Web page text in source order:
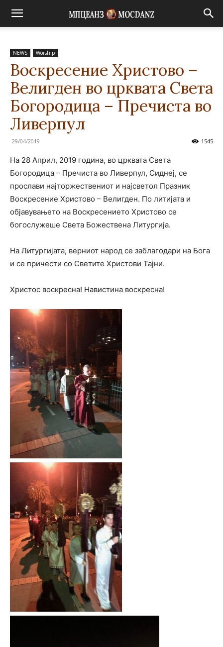
NEWS Worship
Воскресение Христово –
Велигден во црквата Света
Богородица – Пречиста во
Ливерпул
29/04/2019 1545
На 28 Април, 2019 година, во црквата Света
Богородица – Пречиста во Ливерпул, Сиднеј, се
прослави најторжествениот и најсветол Празник
Воскресение Христово – Велигден. По литијата и
објавувањето на Воскресението Христово се
богослужеше Света Божествена Литургија.
На Литургијата, верниот народ се заблагодари на Бога
и се причести со Светите Христови Тајни.
Христос воскресна! Навистина воскресна!